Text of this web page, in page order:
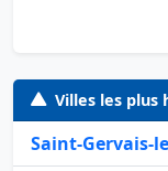
Villes les plus
Saint-Gervais-